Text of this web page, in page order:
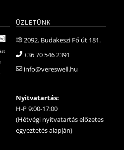
ÜZLETÜNK
2092. Budakeszi Fő út 181.
+36 70 546 2391
info@vereswell.hu
Nyitvatartás:
H-P 9:00-17:00
(Hétvégi nyitvatartás előzetes
egyeztetés alapján)